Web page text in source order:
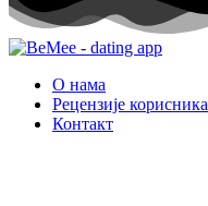
О нама
Рецензије корисника
Контакт